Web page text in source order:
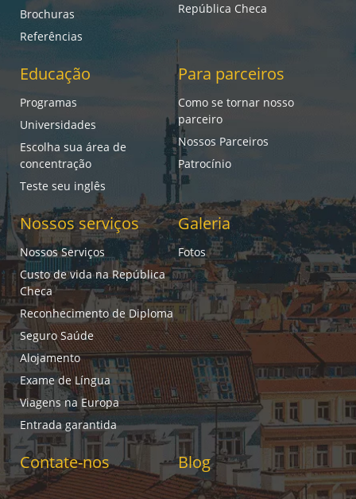
Brochuras
Referências
República Checa
Educação
Programas
Universidades
Escolha sua área de
concentração
Teste seu inglês
Para parceiros
Como se tornar nosso
parceiro
Nossos Parceiros
Patrocínio
Nossos serviços
Nossos Serviços
Custo de vida na República
Checa
Reconhecimento de Diploma
Seguro Saúde
Alojamento
Exame de Língua
Viagens na Europa
Entrada garantida
Galeria
Fotos
Contate-nos Blog